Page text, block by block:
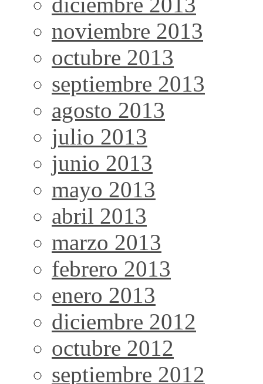
noviembre 2013
octubre 2013
septiembre 2013
agosto 2013
julio 2013
junio 2013
mayo 2013
abril 2013
marzo 2013
febrero 2013
enero 2013
diciembre 2012
octubre 2012
septiembre 2012